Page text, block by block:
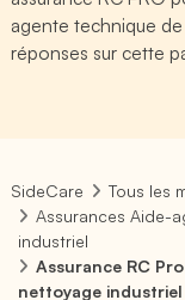
agente technique
réponses sur cette
SideCare
Tous les
Assurances Aide-
industriel
Assurance RC
nettoyage industriel